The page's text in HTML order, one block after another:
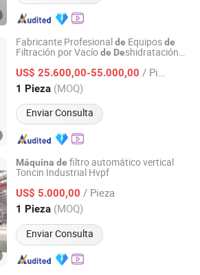
Fabricante Profesionalde Equiposde
Filtración por Vacíode Deshidratación
US$ 25.600,00-55.000,00 / Pieza
1 Pieza (MOQ)
Enviar Consulta
Co., Ltd.
Desde 2026
Máquina de filtro automático vertical
Toncin Industrial Hvpf
US$ 5.000,00 / Pieza
1 Pieza (MOQ)
Enviar Consulta
Toncin Group Co., Ltd.
Desde 2021